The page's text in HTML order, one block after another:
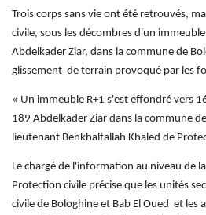
Trois corps sans vie ont été retrouvés,
civile, sous les décombres d'un
Abdelkader Ziar, dans la commune de
glissement de terrain provoqué par les
« Un immeuble R+1 s'est effondré vers
189 Abdelkader Ziar dans la commune
lieutenant Benkhalfallah Khaled de
Le chargé de l'information au niveau de
Protection civile précise que les unités
civile de Bologhine et Bab El Oued et les